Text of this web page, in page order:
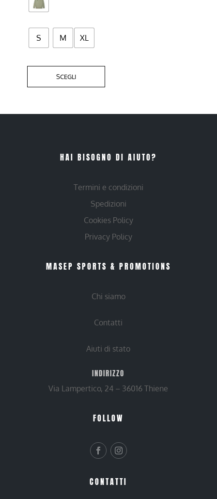
S M XL
SCEGLI
pagina
prodotto
HAI BISOGNO DI AIUTO?
Termini e condizioni
Spedizioni
Cookies Policy
Privacy Policy
MASEP SPORTS & PROMOTIONS
Chi siamo
Contatti
Aiuti di stato
INDIRIZZO
Via Lampertico, 24 – 36016 Thiene
FOLLOW
CONTATTI